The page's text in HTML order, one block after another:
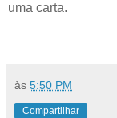
uma carta.
às 5:50 PM
Compartilhar